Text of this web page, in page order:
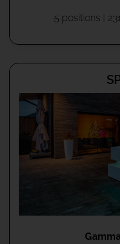
5 positions |